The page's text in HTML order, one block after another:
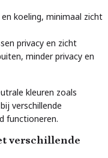
koeling, minimaal zicht
privacy en zicht
minder privacy en
kleuren zoals
verschillende
functioneren.
verschillende